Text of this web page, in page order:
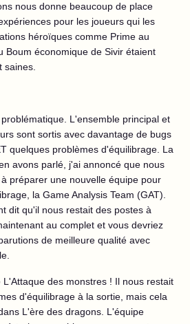
nous donne beaucoup de place
pour les joueurs qui les
héroïques comme Prime au
Boum économique de Sivir étaient
saines.
L'ensemble principal et
sont sortis avec davantage de bugs
quelques problèmes d'équilibrage. La
avons parlé, j'ai annoncé que nous
préparer une nouvelle équipe pour
la Game Analysis Team (GAT).
dit qu'il nous restait des postes à
au complet et vous devriez
de meilleure qualité avec
des monstres ! Il nous restait
d'équilibrage à la sortie, mais cela
L'ère des dragons. L'équipe